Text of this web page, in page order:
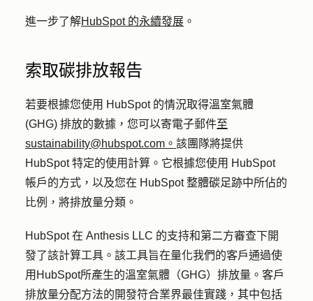
進一步了解HubSpot 的永續發展 。
索取碳排放報告
若要根據您使用 HubSpot 的情況取得溫室氣體
(GHG) 排放的數據，您可以寄電子郵件至
sustainability@hubspot.com。 該團隊將提供
HubSpot 特定的使用計算。它根據您使用 HubSpot
帳戶的方式，以及您在 HubSpot 整體碳足跡中所佔的
比例，將排放量分類。
HubSpot 在 Anthesis LLC 的支持和第二方審查下開
發了該計算工具。該工具旨在量化我們的客戶通過使
用HubSpot所產生的溫室氣體（GHG）排放量。客戶
排放量分配方法的開發符合業界最佳實踐，其中包括